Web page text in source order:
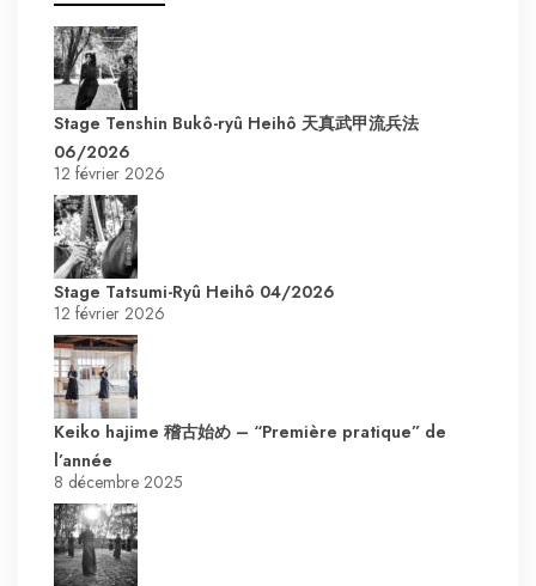
Stage Tenshin Bukô-ryû Heihô 天真武甲流兵法
06/2026
12 février 2026
Stage Tatsumi-Ryû Heihô 04/2026
12 février 2026
Keiko hajime 稽古始め – “Première pratique” de
l’année
8 décembre 2025